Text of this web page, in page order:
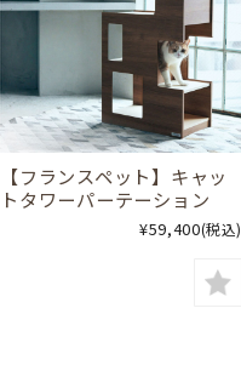
【フランスペット】キャッ
トタワーパーテーション
¥59,400(税込)